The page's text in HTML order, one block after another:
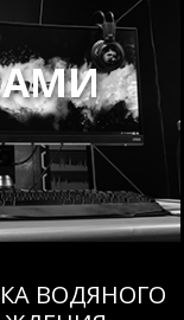
ВОДЯНОГО